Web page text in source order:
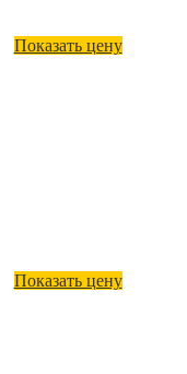
Показать цену
Показать цену